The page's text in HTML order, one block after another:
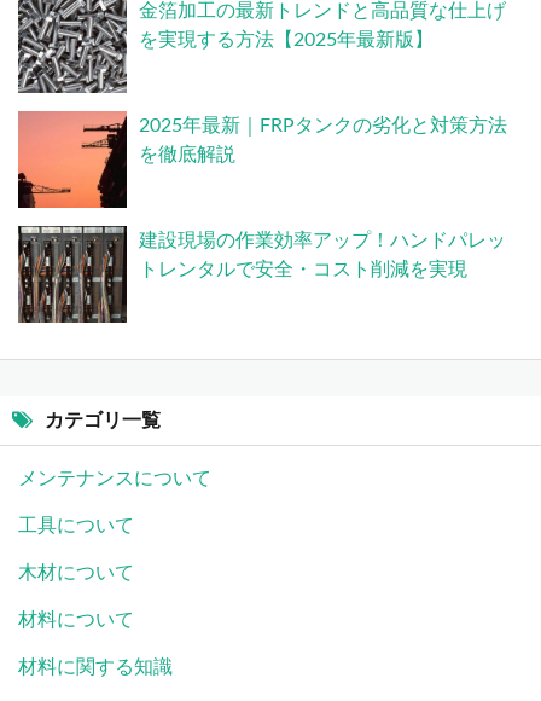
金箔加工の最新トレンドと高品質な仕上げ
を実現する方法【2025年最新版】
2025年最新｜FRPタンクの劣化と対策方法
を徹底解説
建設現場の作業効率アップ！ハンドパレッ
トレンタルで安全・コスト削減を実現
カテゴリ一覧
メンテナンスについて
工具について
木材について
材料について
材料に関する知識